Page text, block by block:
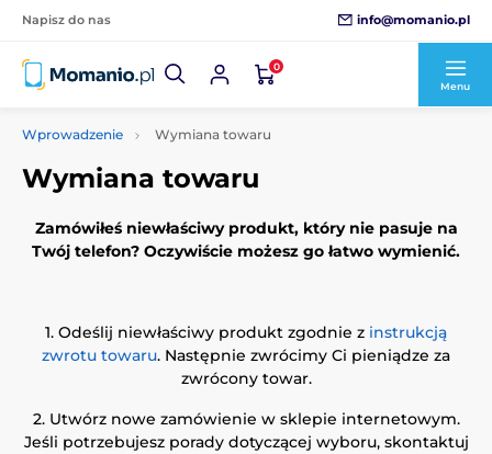
Napisz do nas info@momanio.pl
0
Menu
Wprowadzenie Wymiana towaru
Wymiana towaru
Zamówiłeś niewłaściwy produkt, który nie pasuje na
Twój telefon? Oczywiście możesz go łatwo wymienić.
1. Odeślij niewłaściwy produkt zgodnie z instrukcją
zwrotu towaru. Następnie zwrócimy Ci pieniądze za
zwrócony towar.
2. Utwórz nowe zamówienie w sklepie internetowym.
Jeśli potrzebujesz porady dotyczącej wyboru, skontaktuj